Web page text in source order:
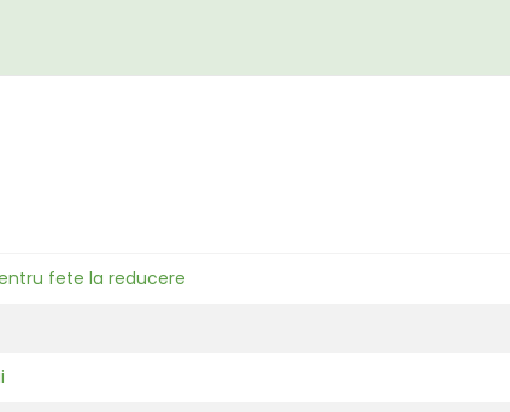
fete la reducere